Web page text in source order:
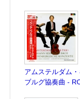
アムステルダム
ブルグ協奏曲 -